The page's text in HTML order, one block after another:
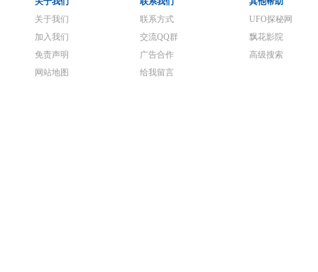
关于我们
加入我们
免责声明
网站地图
联系方式
交流QQ群
广告合作
给我留言
UFO探秘网
飘花影院
高级搜索